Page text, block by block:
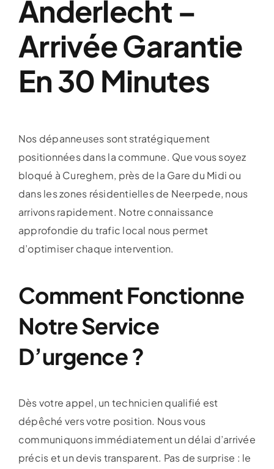
Anderlecht –
Arrivée Garantie
En 30 Minutes
Nos dépanneuses sont stratégiquement
positionnées dans la commune. Que vous soyez
bloqué à Cureghem, près de la Gare du Midi ou
dans les zones résidentielles de Neerpede, nous
arrivons rapidement. Notre connaissance
approfondie du trafic local nous permet
d’optimiser chaque intervention.
Comment Fonctionne
Notre Service
D’urgence ?
Dès votre appel, un technicien qualifié est
dépêché vers votre position. Nous vous
communiquons immédiatement un délai d’arrivée
précis et un devis transparent. Pas de surprise : le